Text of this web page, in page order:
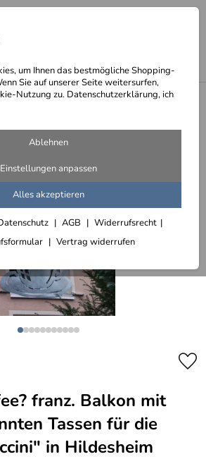
um Ihnen das bestmögliche Shopping-
Sie auf unserer Seite weitersurfen,
Nutzung zu. Datenschutzerklärung, ich
Ablehnen
Einstellungen anpassen
Alles akzeptieren
AGB
Widerrufsrecht
Vertrag widerrufen
was ganz anderes
franz. Balkon mit
Tassen für die
in Hildesheim